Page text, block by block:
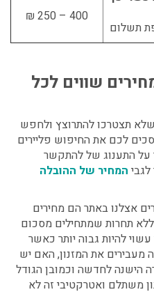
תשלום
400 – 250 ₪
שווים לכל
תצטרכו להתרוצץ ולחפש
לכם את החיפוש פליירים
על התענוג של להתקשר
המחיר של ההובלה
אצלנו באתר הם מחירים
תחרות שמתחילים מסכום
עשוי להיות גבוה יותר כאשר
את המזנון, האם יש
הישנה לחדשה וכמובן הגודל
משתלם ואטרקטיבי זה לא